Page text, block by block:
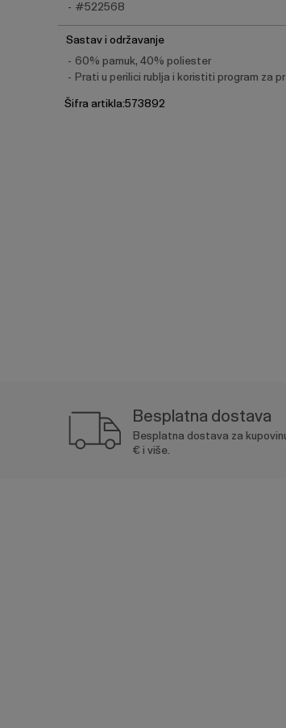
#522568
Sastav i održavanje
60% pamuk, 40% poliester
Prati u perilici rublja i koristiti program za
Šifra artikla:573892
Besplatna dostava
Besplatna dostava za
€ i više.